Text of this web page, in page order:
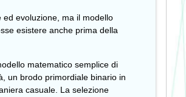
evoluzione, ma il modello
esistere anche prima della
matematico semplice di
un brodo primordiale binario in
casuale. La selezione